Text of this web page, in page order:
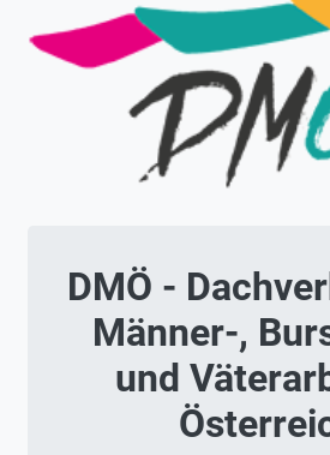
DMÖ -
Männer-,
und